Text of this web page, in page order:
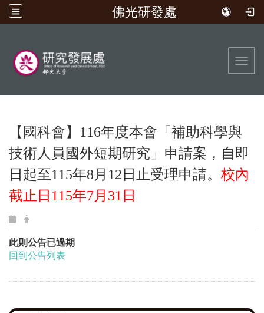
佛光研發處
【國科會】116年度本會「補助科學與
技術人員國外短期研究」申請案，自即
日起至115年8月12日止受理申請。 校內
截止日 115年7月 31日
此則公告已過期
回到公告列表